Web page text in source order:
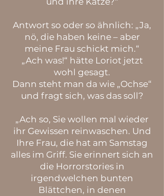
Antwort so oder so ähnlich: „Ja,
nö, die haben keine – aber
meine Frau schickt mich.“
„Ach was!“ hätte Loriot jetzt
wohl gesagt.
Dann steht man da wie „Ochse“
und fragt sich, was das soll?
„Ach so, Sie wollen mal wieder
ihr Gewissen reinwaschen. Und
Ihre Frau, die hat am Samstag
alles im Griff. Sie erinnert sich an
die Horrorstories in
irgendwelchen bunten
Blättchen, in denen